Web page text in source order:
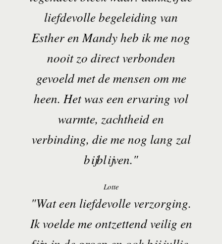
liefdevolle begeleiding van
Esther en Mandy heb ik me nog
nooit zo direct verbonden
gevoeld met de mensen om me
heen. Het was een ervaring vol
warmte, zachtheid en
verbinding, die me nog lang zal
bijblijven."
Lotte
"Wat een liefdevolle verzorging.
Ik voelde me ontzettend veilig en